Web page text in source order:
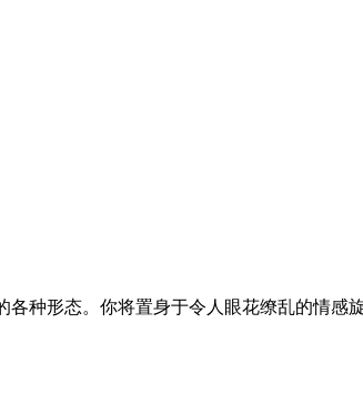
种形态。你将置身于令人眼花缭乱的情